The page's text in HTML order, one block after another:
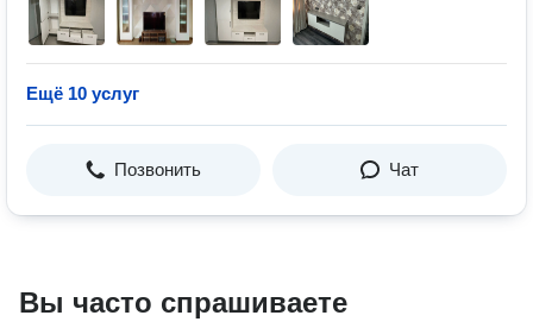
Ещё 10 услуг
Позвонить Чат
Вы часто спрашиваете